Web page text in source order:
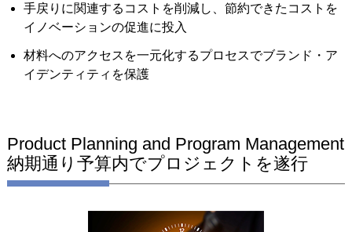
手戻りに関連するコストを削減し、節約できたコストを
イノベーションの促進に投入
材料へのアクセスを一元化するプロセスでブランド・ア
イデンティティを保護
Product Planning and Program Management
納期通り予算内でプロジェクトを遂行